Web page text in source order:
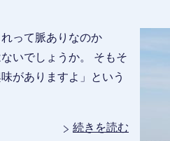
って脈ありなのか
いでしょうか。 そもそ
がありますよ」という
続きを読む